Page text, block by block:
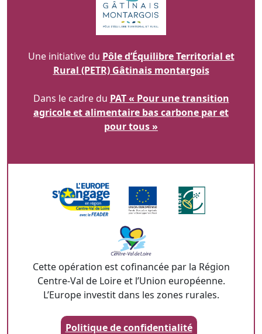
Une initiative du Pôle d’Équilibre Territorial et
Rural (PETR) Gâtinais montargois
Dans le cadre du PAT « Pour une transition
agricole et alimentaire bas carbone par et
pour tous »
Cette opération est cofinancée par la Région
Centre-Val de Loire et l’Union européenne.
L’Europe investit dans les zones rurales.
Politique de confidentialité